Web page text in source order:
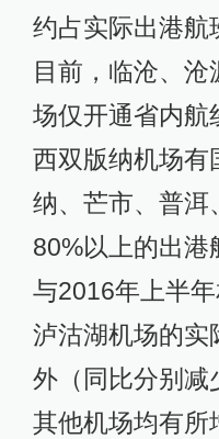
约占实际出港航
目前，临沧、
场仅开通省内航
西双版纳机场有
纳、芒市、普洱
80%以上的出港
与2016年上半
泸沽湖机场的实
外（同比分别减
其他机场均有所